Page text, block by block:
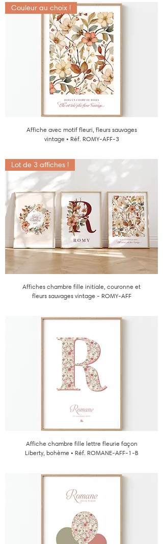
Couleur au choix !
Affiche avec motif fleuri, fleurs sauvages
vintage • Réf. ROMY-AFF-3
Lot de 3 affiches !
Affiches chambre fille initiale, couronne et
fleurs sauvages vintage - ROMY-AFF
Affiche chambre fille lettre fleurie façon
Liberty, bohème • Réf. ROMANE-AFF-1-B